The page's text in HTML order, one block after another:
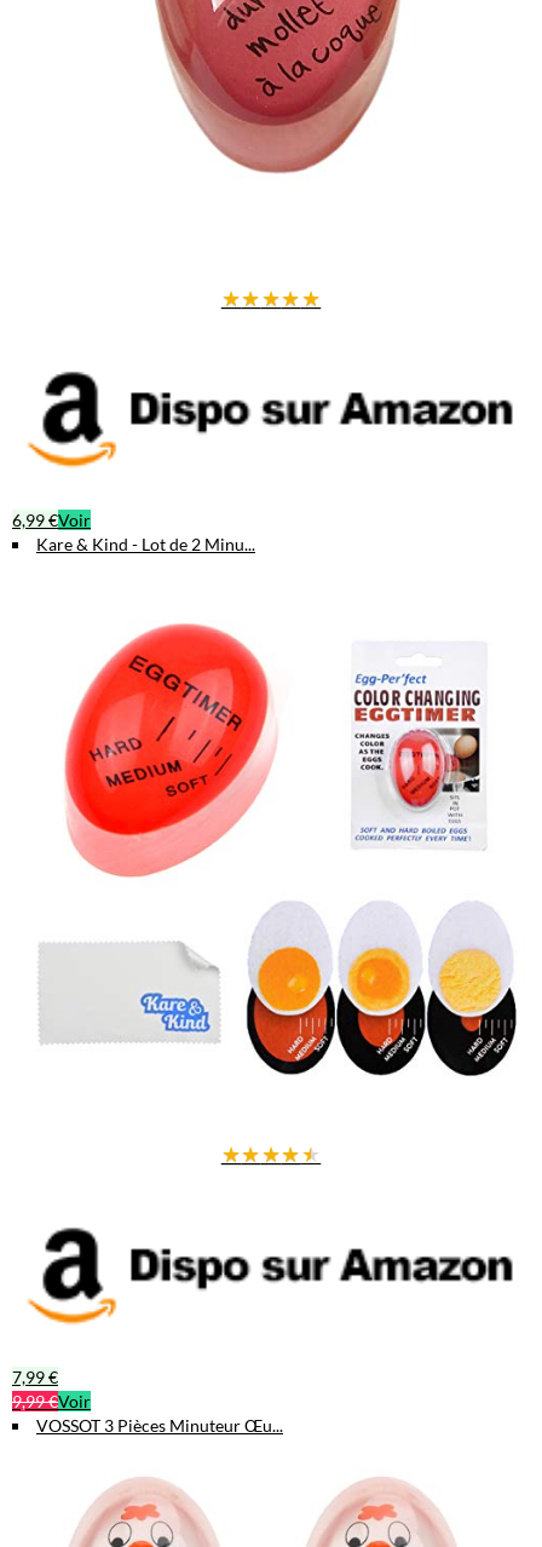
★★★★★
6,99 €Voir
Kare & Kind - Lot de 2 Minu...
★★★★★
7,99 €
9,99 €Voir
VOSSOT 3 Pièces Minuteur Œu...